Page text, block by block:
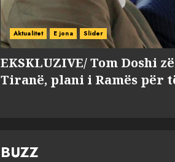
Aktualitet E jona Slider
EKSKLUZIVE/ Tom Doshi
Tiranë, plani i Ramës
BUZZ